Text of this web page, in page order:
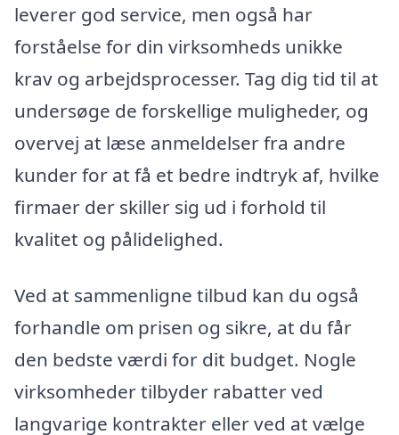
leverer god service, men også har
forståelse for din virksomheds unikke
krav og arbejdsprocesser. Tag dig tid til at
undersøge de forskellige muligheder, og
overvej at læse anmeldelser fra andre
kunder for at få et bedre indtryk af, hvilke
firmaer der skiller sig ud i forhold til
kvalitet og pålidelighed.
Ved at sammenligne tilbud kan du også
forhandle om prisen og sikre, at du får
den bedste værdi for dit budget. Nogle
virksomheder tilbyder rabatter ved
langvarige kontrakter eller ved at vælge